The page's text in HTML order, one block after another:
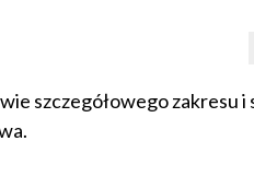
szczegółowego zakresu